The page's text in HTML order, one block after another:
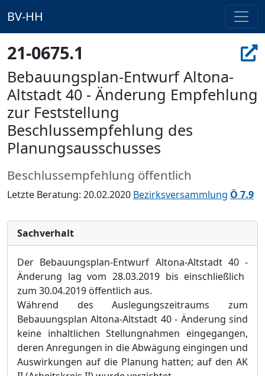
BV-HH
21-0675.1
Bebauungsplan-Entwurf Altona-
Altstadt 40 - Änderung Empfehlung
zur Feststellung
Beschlussempfehlung des
Planungsausschusses
Beschlussempfehlung öffentlich
Letzte Beratung: 20.02.2020 Bezirksversammlung Ö 7.9
Sachverhalt
Der Bebauungsplan-Entwurf Altona-Altstadt 40 -
Änderung lag vom 28.03.2019 bis einschließlich
zum 30.04.2019 öffentlich aus.
Während des Auslegungszeitraums zum
Bebauungsplan Altona-Altstadt 40 - Änderung sind
keine inhaltlichen Stellungnahmen eingegangen,
deren Anregungen in die Abwägung eingingen und
Auswirkungen auf die Planung hatten; auf den AK